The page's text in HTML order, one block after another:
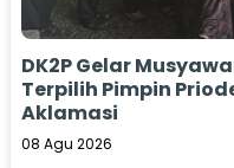
DK2P Gelar
Terpilih Pimpin
Aklamasi
08 Agu 2026